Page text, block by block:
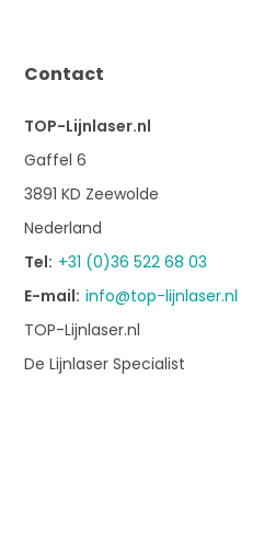
Contact
TOP-Lijnlaser.nl
Gaffel 6
3891 KD Zeewolde
Nederland
Tel: +31 (0)36 522 68 03
E-mail: info@top-lijnlaser.nl
TOP-Lijnlaser.nl
De Lijnlaser Specialist